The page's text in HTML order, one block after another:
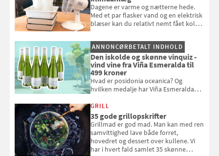
Dagene er varme og nætterne hede.
Med et par flasker vand og en elektrisk
blæser kan du relativt nemt fået koldt
og se, hvordan du gør
ANNONCØRBETALT INDHOLD
Den iskolde og skønne vinquiz -
vind vine fra Viña Esmeralda til
499 kroner
Hvad er posidonia oceanica? Og
hvilken medalje har Viña Esmeralda
med i Samvirkes skønne vinquiz, hvor
du kan vinde 6 flasker vin fra Viña
Esmeralda. Konkurrencen slutter 1.
september 2026.
GRILL
35 gode grillopskrifter
Grillmad er god mad. Man kan med ren
samvittighed lave både forret,
hovedret og dessert over kullene. Vi
har i hvert fald samlet 35 skønne